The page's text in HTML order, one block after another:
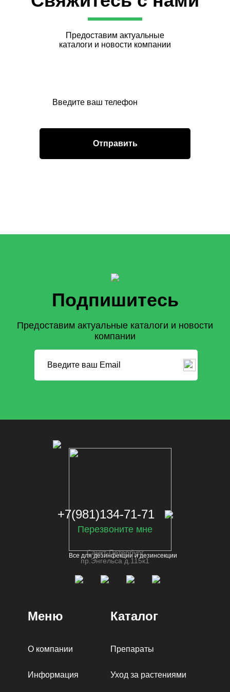
территориях.
Предоставим актуальные
каталоги и новости компании
Подпишитесь
Предоставим актуальные каталоги и новости
компании
Все для дезинфекции и дезинсекции
+7(981)134-71-71
Перезвоните мне
Санкт-Петербург
пр.Энгельса д.115к1
Меню
О компании
Информация
Каталог
Препараты
Уход за растениями